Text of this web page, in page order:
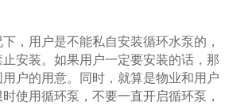
用户是不能私自安装循环水泵的，
安装。如果用户一定要安装的话，那
户的用意。同时，就算是物业和用户
使用循环泵，不要一直开启循环泵，